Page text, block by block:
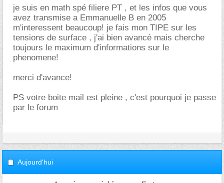
je suis en math spé filiere PT , et les infos que vous
avez transmise a Emmanuelle B en 2005
m'interessent beaucoup! je fais mon TIPE sur les
tensions de surface , j'ai bien avancé mais cherche
toujours le maximum d'informations sur le
phenomene!
merci d'avance!
PS votre boite mail est pleine , c'est pourquoi je passe
par le forum
Aujourd'hui